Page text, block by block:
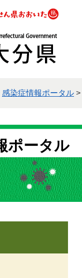
感染症情報ポータル >
ポータル